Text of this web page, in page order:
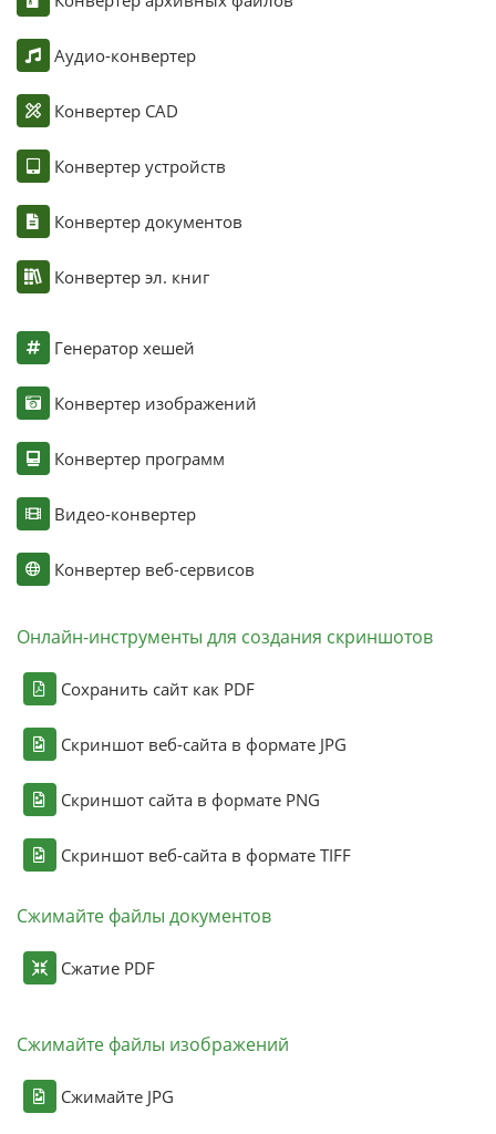
Аудио-конвертер
Конвертер CAD
Конвертер устройств
Конвертер документов
Конвертер эл. книг
Генератор хешей
Конвертер изображений
Конвертер программ
Видео-конвертер
Конвертер веб-сервисов
Онлайн-инструменты для создания скриншотов
Сохранить сайт как PDF
Скриншот веб-сайта в формате JPG
Скриншот сайта в формате PNG
Скриншот веб-сайта в формате TIFF
Сжимайте файлы документов
Сжатие PDF
Сжимайте файлы изображений
Сжимайте JPG